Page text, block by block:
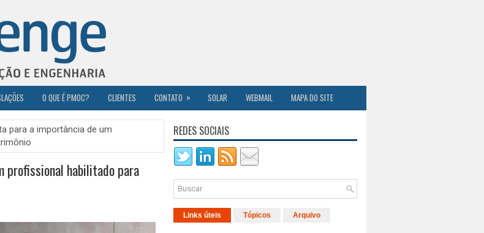
O QUE É PMOC? CLIENTES CONTATO » SOLAR WEBMAIL MAPA DO SITE
para a importância de um
profissional habilitado para
REDES SOCIAIS
Links úteis Tópicos Arquivo